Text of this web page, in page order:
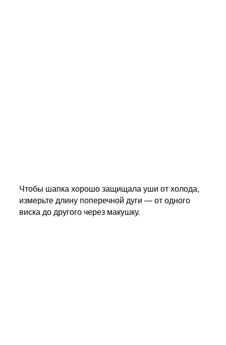
Чтобы шапка хорошо защищала уши от холода,
измерьте длину поперечной дуги — от одного
виска до другого через макушку.